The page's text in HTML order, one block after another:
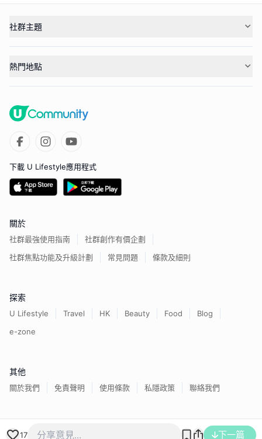
17 下一篇
社群主題
熱門地點
下載 U Lifestyle應用程式
關於
社群最強使用指南
社群創作有價企劃
社群焦點功能及升級計劃
常見問題 條款及細則
探索
U Lifestyle Travel HK Beauty Food
Blog
e-zone
其他
關於我們 免責聲明 使用條款 私隱政策 聯絡我們
香港經濟日報版權所有©